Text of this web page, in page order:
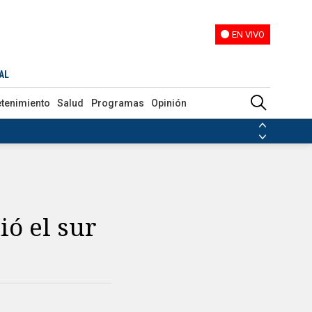
EN VIVO
Salud Programas Opinión
el sur